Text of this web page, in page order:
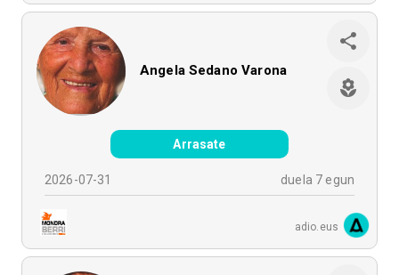
Angela Sedano Varona
Arrasate
2026-07-31 duela 7 egun
adio.eus